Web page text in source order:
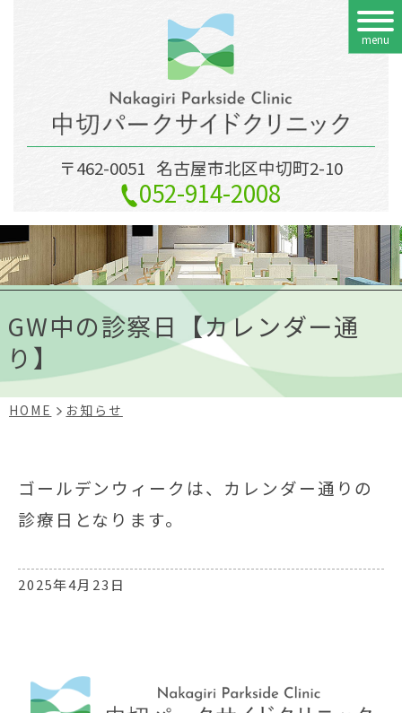
〒462-0051 名古屋市北区中切町2-10
052-914-2008
menu
GW中の診察日【カレンダー通
り】
HOME お知らせ
ゴールデンウィークは、カレンダー通りの
診療日となります。
2025年4月23日